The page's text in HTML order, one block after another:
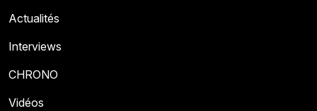
Actualités
Interviews
CHRONO
Vidéos